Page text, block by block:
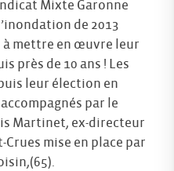
Mixte Garonne
de 2013
mettre en œuvre leur
près de 10 ans ! Les
leur élection en
par le
Martinet, ex-directeur
mise en place par